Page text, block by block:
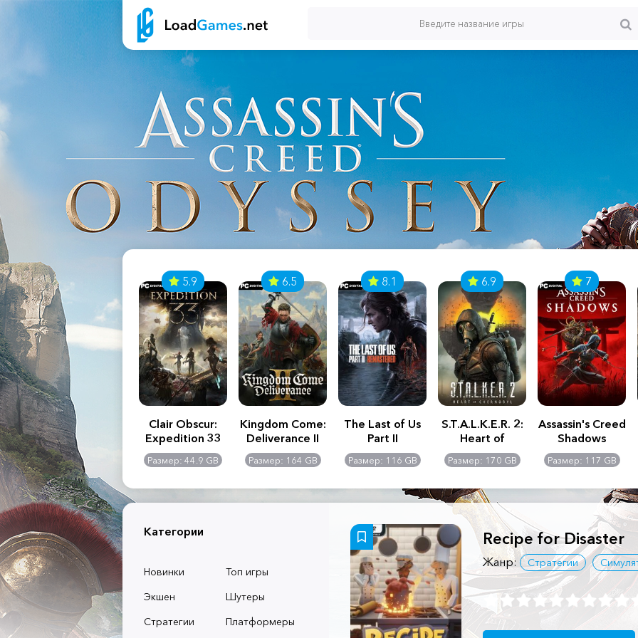
2:
-
GB
Assassin's Creed
Shadows
Размер: 117 GB
5.9
Clair Obscur:
Expedition 33
Размер: 44.9 GB
6.5
Kingdom Come:
Deliverance II
Размер: 164 GB
8.1
The Last of Us
Part II
Remastered
Размер: 116 GB
6.9
S.T.A.L.K.E.R. 2:
Heart of
Chernobyl -
Ultimate Edition
Размер: 170 GB
7
Assassin's Creed
Shadows
Размер: 117 GB
Категории
Новинки
Топ игры
Экшен
Шутеры
Стратегии
Платформеры
Recipe for Disaster
Жанр: Стратегии